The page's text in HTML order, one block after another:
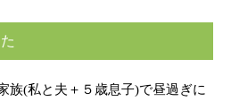
族(私と夫＋５歳息子)で昼過ぎに